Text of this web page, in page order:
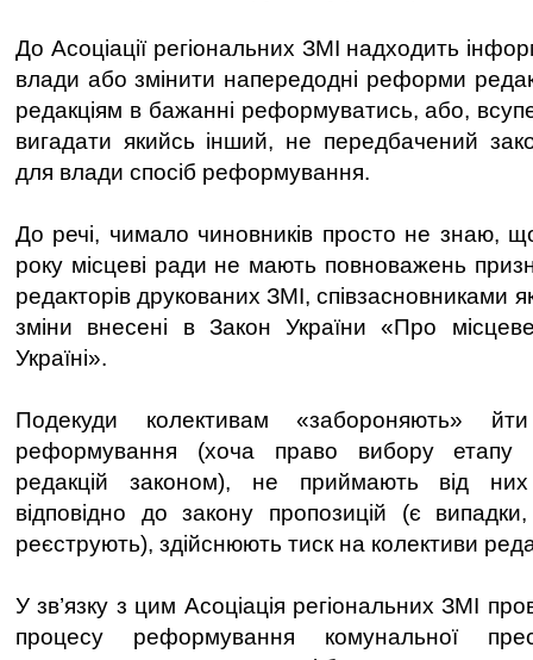
До Асоціації регіональних ЗМІ надходить
влади або змінити напередодні реформи
редакціям в бажанні реформуватись, або,
вигадати якийсь інший, не передбачений
для влади спосіб реформування.
До речі, чимало чиновників просто не знаю,
року місцеві ради не мають повноважень
редакторів друкованих ЗМІ, співзасновниками
зміни внесені в Закон України «Про
Україні».
Подекуди колективам «забороняють»
реформування (хоча право вибору етапу
редакцій законом), не приймають від
відповідно до закону пропозицій (є
реєструють), здійснюють тиск на колективи
У зв’язку з цим Асоціація регіональних ЗМІ
процесу реформування комунальної